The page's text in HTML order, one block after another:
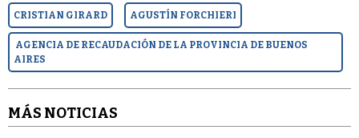
CRISTIAN GIRARD AGUSTÍN FORCHIERI
AGENCIA DE RECAUDACIÓN DE LA PROVINCIA DE BUENOS
AIRES
MÁS NOTICIAS